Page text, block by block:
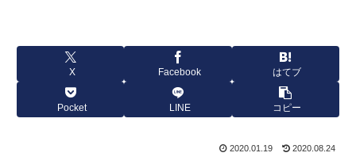
X Facebook はてブ
Pocket LINE コピー
2020.01.19 2020.08.24